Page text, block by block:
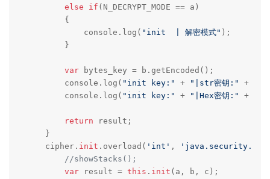
else
if (N_DECRYPT_MODE == a)
        {
            console.log(
"init  | 解密模式" );
        }
var bytes_key = b.getEncoded();
        console.log(
"init key:" + "|str密钥:"
+
        console.log(
"init key:" + "|Hex密钥:" +
return result;
    }
    cipher.
init .overload( 'int' ,
//showStacks();
var result = this . init (a, b, c);